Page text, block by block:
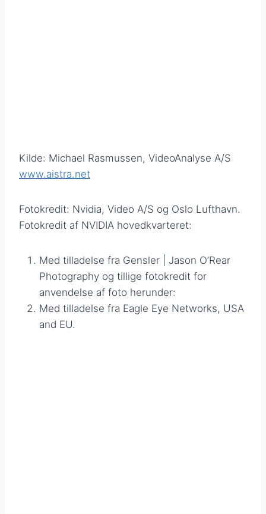
Kilde: Michael Rasmussen, VideoAnalyse A/S
www.aistra.net
Fotokredit: Nvidia, Video A/S og Oslo Lufthavn.
Fotokredit af NVIDIA hovedkvarteret:
Med tilladelse fra Gensler | Jason O’Rear
Photography og tillige fotokredit for
anvendelse af foto herunder:
Med tilladelse fra Eagle Eye Networks, USA
and EU.